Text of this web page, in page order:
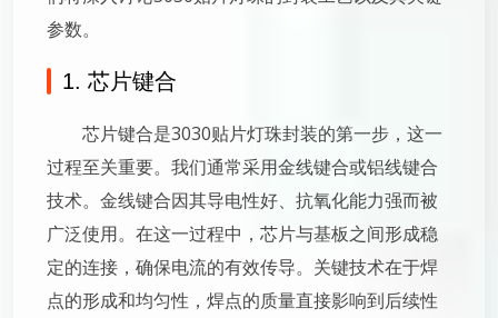
参数。
1. 芯片键合
芯片键合是3030贴片灯珠封装的第一步，这一
过程至关重要。我们通常采用金线键合或铝线键合
技术。金线键合因其导电性好、抗氧化能力强而被
广泛使用。在这一过程中，芯片与基板之间形成稳
定的连接，确保电流的有效传导。关键技术在于焊
点的形成和均匀性，焊点的质量直接影响到后续性